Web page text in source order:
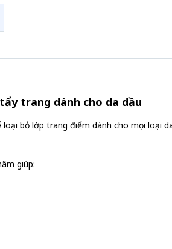
trang dành cho da dầu
bỏ lớp trang điểm dành cho mọi loại
giúp: